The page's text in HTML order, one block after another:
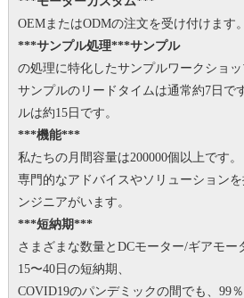
OEMまたはODMの注文を受け付けます。
***サンプル処理***サンプル
の処理に特化したサンプルワークショッ
サンプルのリードタイムは通常約7日で
ルは約15日です。
***機能***
私たちの月間容量は200000個以上です。
専門的なアドバイスやソリューション
ンジニアがいます。
***短納期***
さまざまな数量とDCモーター/ギアモー
15〜40日の短納期、
COVID19のパンデミックの間でも、99